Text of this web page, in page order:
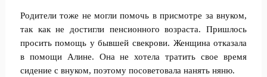
Родители тоже не могли помочь в присмотре за внуком,
так как не достигли пенсионного возраста. Пришлось
просить помощь у бывшей свекрови. Женщина отказала
в помощи Алине. Она не хотела тратить свое время
сидение с внуком, поэтому посоветовала нанять няню.